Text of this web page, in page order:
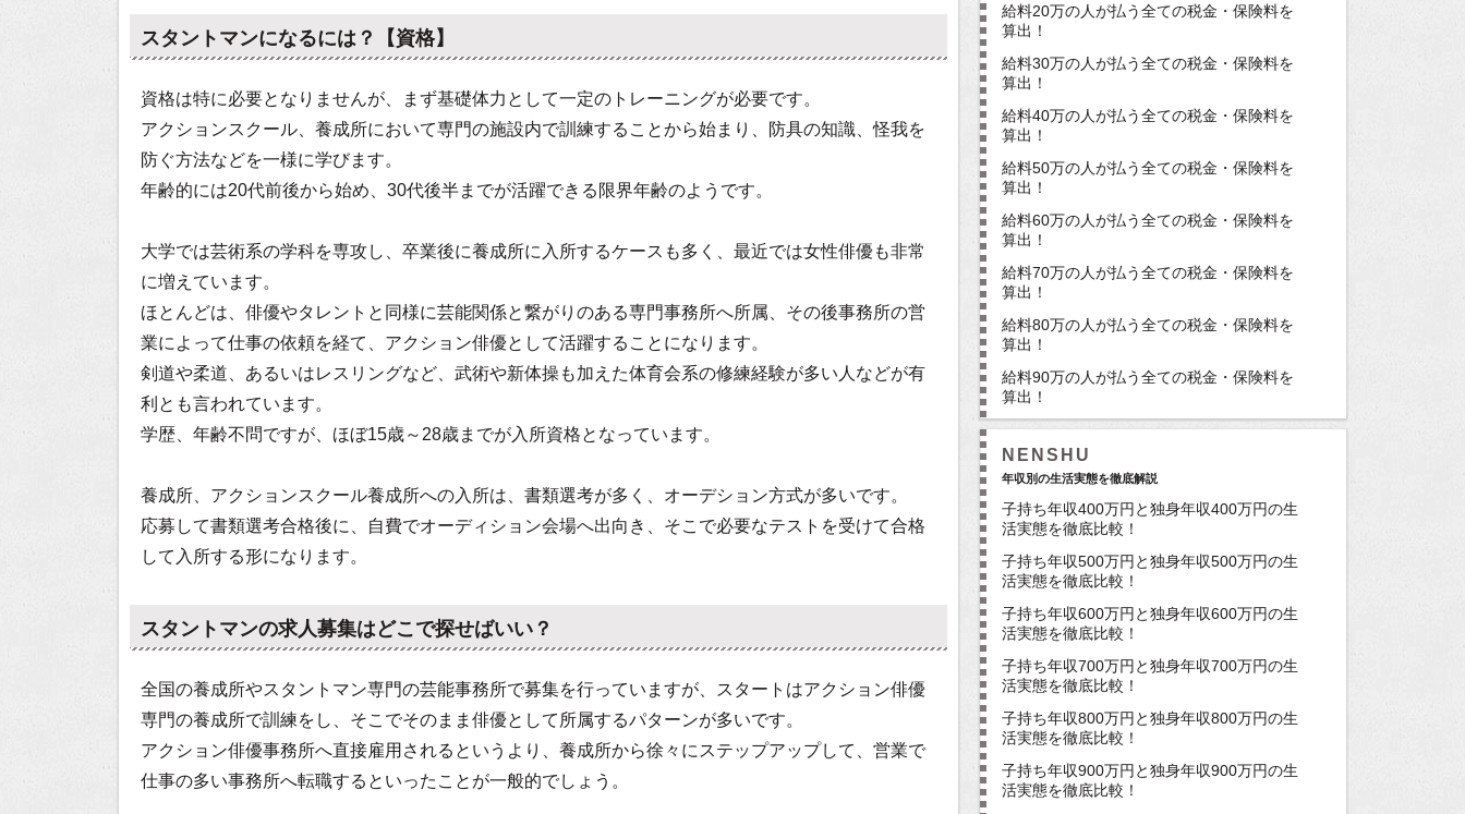
スタントマンになるには？【資格】
資格は特に必要となりませんが、まず基礎体力として一定のトレーニングが必要です。
アクションスクール、養成所において専門の施設内で訓練することから始まり、防具の知識、怪我を
防ぐ方法などを一様に学びます。
年齢的には20代前後から始め、30代後半までが活躍できる限界年齢のようです。
大学では芸術系の学科を専攻し、卒業後に養成所に入所するケースも多く、最近では女性俳優も非常
に増えています。
ほとんどは、俳優やタレントと同様に芸能関係と繋がりのある専門事務所へ所属、その後事務所の営
業によって仕事の依頼を経て、アクション俳優として活躍することになります。
剣道や柔道、あるいはレスリングなど、武術や新体操も加えた体育会系の修練経験が多い人などが有
利とも言われています。
学歴、年齢不問ですが、ほぼ15歳～28歳までが入所資格となっています。
養成所、アクションスクール養成所への入所は、書類選考が多く、オーデション方式が多いです。
応募して書類選考合格後に、自費でオーディション会場へ出向き、そこで必要なテストを受けて合格
して入所する形になります。
スタントマンの求人募集はどこで探せばいい？
全国の養成所やスタントマン専門の芸能事務所で募集を行っていますが、スタートはアクション俳優
専門の養成所で訓練をし、そこでそのまま俳優として所属するパターンが多いです。
アクション俳優事務所へ直接雇用されるというより、養成所から徐々にステップアップして、営業で
仕事の多い事務所へ転職するといったことが一般的でしょう。
給料20万の人が払う全ての税金・保険料を
算出！
給料30万の人が払う全ての税金・保険料を
算出！
給料40万の人が払う全ての税金・保険料を
算出！
給料50万の人が払う全ての税金・保険料を
算出！
給料60万の人が払う全ての税金・保険料を
算出！
給料70万の人が払う全ての税金・保険料を
算出！
給料80万の人が払う全ての税金・保険料を
算出！
給料90万の人が払う全ての税金・保険料を
算出！
NENSHU
年収別の生活実態を徹底解説
子持ち年収400万円と独身年収400万円の生
活実態を徹底比較！
子持ち年収500万円と独身年収500万円の生
活実態を徹底比較！
子持ち年収600万円と独身年収600万円の生
活実態を徹底比較！
子持ち年収700万円と独身年収700万円の生
活実態を徹底比較！
子持ち年収800万円と独身年収800万円の生
活実態を徹底比較！
子持ち年収900万円と独身年収900万円の生
活実態を徹底比較！